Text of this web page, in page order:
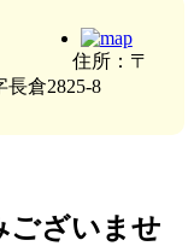
住所：〒
長倉2825-8